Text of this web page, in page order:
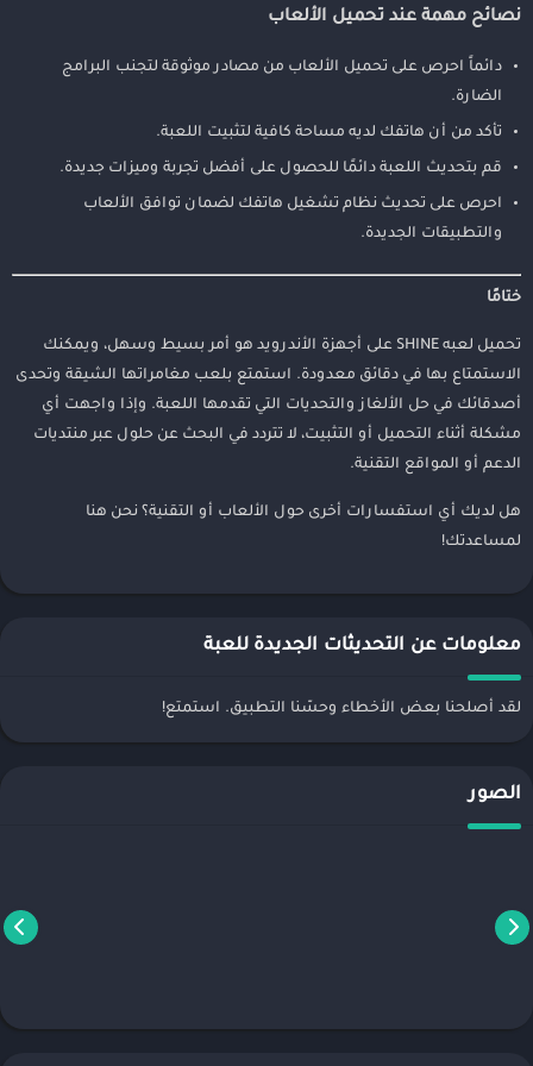
نصائح مهمة عند تحميل الألعاب
دائماً احرص على تحميل الألعاب من مصادر موثوقة لتجنب البرامج
الضارة.
تأكد من أن هاتفك لديه مساحة كافية لتثبيت اللعبة.
قم بتحديث اللعبة دائمًا للحصول على أفضل تجربة وميزات جديدة.
احرص على تحديث نظام تشغيل هاتفك لضمان توافق الألعاب
والتطبيقات الجديدة.
ختامًا
تحميل لعبه SHINE على أجهزة الأندرويد هو أمر بسيط وسهل، ويمكنك
الاستمتاع بها في دقائق معدودة. استمتع بلعب مغامراتها الشيقة وتحدى
أصدقائك في حل الألغاز والتحديات التي تقدمها اللعبة. وإذا واجهت أي
مشكلة أثناء التحميل أو التثبيت، لا تتردد في البحث عن حلول عبر منتديات
الدعم أو المواقع التقنية.
هل لديك أي استفسارات أخرى حول الألعاب أو التقنية؟ نحن هنا
لمساعدتك!
معلومات عن التحديثات الجديدة للعبة
لقد أصلحنا بعض الأخطاء وحسّنا التطبيق. استمتع!
الصور